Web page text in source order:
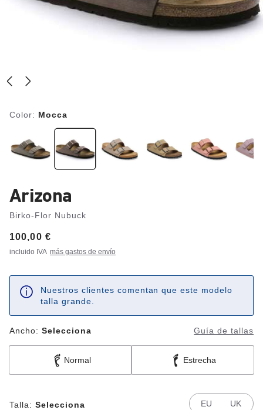
Color: Mocca
Arizona
Birko-Flor Nubuck
Price:
100,00 €
incluido IVA más gastos de envío
Nuestros clientes comentan que este modelo
talla grande.
Ancho: Selecciona Guía de tallas
Normal Estrecha
Talla: Selecciona EU UK